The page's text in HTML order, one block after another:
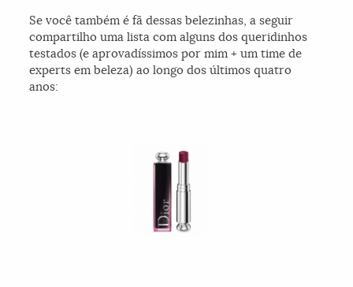
Se você também é fã dessas belezinhas, a seguir
compartilho uma lista com alguns dos queridinhos
testados (e aprovadíssimos por mim + um time de
experts em beleza) ao longo dos últimos quatro
anos: